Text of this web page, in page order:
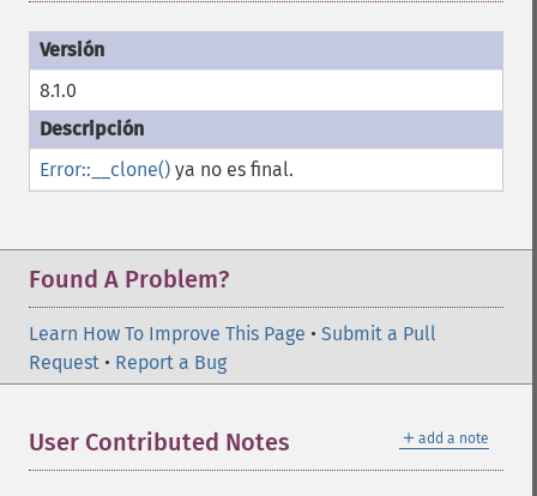
8.1.0
Error::__clone() ya no es final.
Found A Problem?
Learn How To Improve This Page • Submit a Pull
Request • Report a Bug
＋ add a note
User Contributed Notes